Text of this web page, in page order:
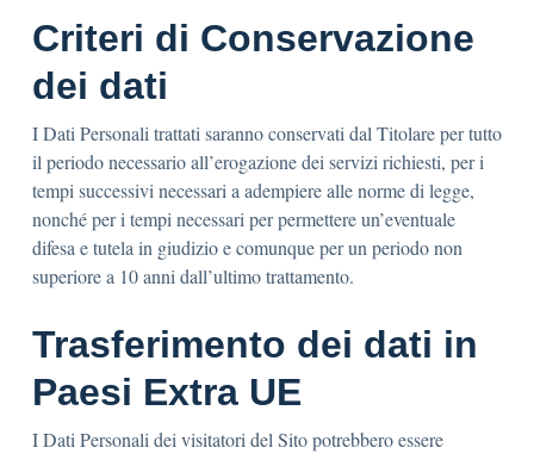
Criteri di Conservazione
dei dati
I Dati Personali trattati saranno conservati dal Titolare per tutto
il periodo necessario all’erogazione dei servizi richiesti, per i
tempi successivi necessari a adempiere alle norme di legge,
nonché per i tempi necessari per permettere un’eventuale
difesa e tutela in giudizio e comunque per un periodo non
superiore a 10 anni dall’ultimo trattamento.
Trasferimento dei dati in
Paesi Extra UE
I Dati Personali dei visitatori del Sito potrebbero essere